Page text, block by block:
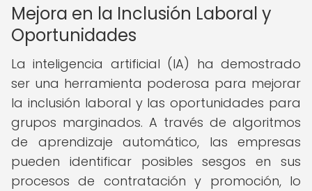
Mejora en la Inclusión Laboral y
Oportunidades
La inteligencia artificial (IA) ha demostrado
ser una herramienta poderosa para mejorar
la inclusión laboral y las oportunidades para
grupos marginados. A través de algoritmos
de aprendizaje automático, las empresas
pueden identificar posibles sesgos en sus
procesos de contratación y promoción, lo